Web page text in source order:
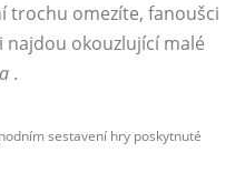
trochu omezíte, fanoušci
najdou okouzlující malé
.
sestavení hry poskytnuté